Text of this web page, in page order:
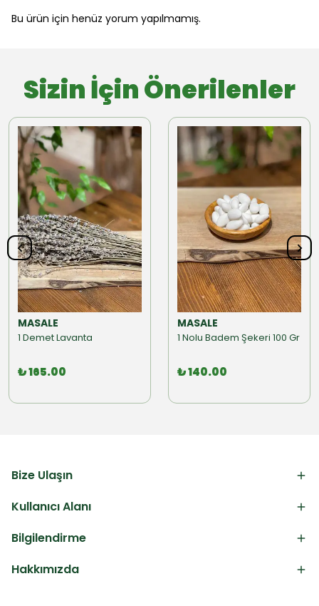
Bu ürün için henüz yorum yapılmamış.
Sizin İçin Önerilenler
MASALE
1 Demet Lavanta
₺ 165.00
MASALE
1 Nolu Badem Şekeri 100 Gr
₺ 140.00
Bize Ulaşın
Kullanıcı Alanı
Bilgilendirme
Hakkımızda